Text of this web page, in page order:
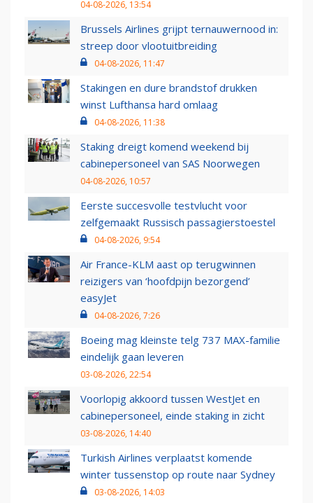
04-08-2026, 13:54
Brussels Airlines grijpt ternauwernood in:
streep door vlootuitbreiding
04-08-2026, 11:47
Stakingen en dure brandstof drukken
winst Lufthansa hard omlaag
04-08-2026, 11:38
Staking dreigt komend weekend bij
cabinepersoneel van SAS Noorwegen
04-08-2026, 10:57
Eerste succesvolle testvlucht voor
zelfgemaakt Russisch passagierstoestel
04-08-2026, 9:54
Air France-KLM aast op terugwinnen
reizigers van ‘hoofdpijn bezorgend’
easyJet
04-08-2026, 7:26
Boeing mag kleinste telg 737 MAX-familie
eindelijk gaan leveren
03-08-2026, 22:54
Voorlopig akkoord tussen WestJet en
cabinepersoneel, einde staking in zicht
03-08-2026, 14:40
Turkish Airlines verplaatst komende
winter tussenstop op route naar Sydney
03-08-2026, 14:03